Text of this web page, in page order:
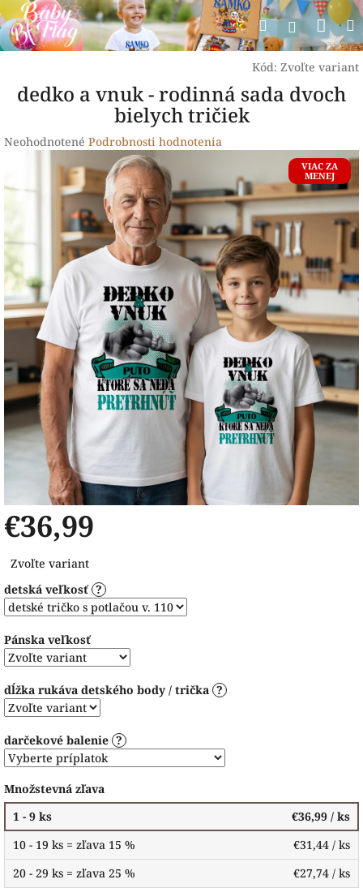
Prejsť
na
obsah
Hľadať
Kód: Zvoľte variant
dedko a vnuk - rodinná sada dvoch
bielych tričiek
Priemerné
je
0,0
5
hviezdičiek.
Neohodnotené Podrobnosti hodnotenia
VIAC ZA
MENEJ
€36,99
cena:
Zvoľte variant
detská veľkosť ?
Pánska veľkosť
dĺžka rukáva detského body / trička ?
darčekové balenie ?
Množstevná zľava
1 - 9 ks
€36,99 / ks
10 - 19 ks = zľava 15 %
€31,44 / ks
20 - 29 ks = zľava 25 %
€27,74 / ks